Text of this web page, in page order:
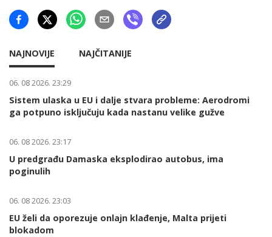
NAJNOVIJE NAJČITANIJE
06. 08 2026. 23:29
Sistem ulaska u EU i dalje stvara probleme: Aerodromi
ga potpuno isključuju kada nastanu velike gužve
06. 08 2026. 23:17
U predgrađu Damaska eksplodirao autobus, ima
poginulih
06. 08 2026. 23:03
EU želi da oporezuje onlajn klađenje, Malta prijeti
blokadom